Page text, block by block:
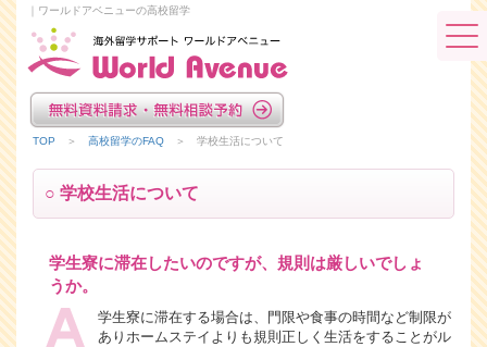
｜ワールドアベニューの高校留学
TOP ＞ 高校留学のFAQ ＞ 学校生活について
○ 学校生活について
学生寮に滞在したいのですが、規則は厳しいでしょ
うか。
学生寮に滞在する場合は、門限や食事の時間など制限が
ありホームステイよりも規則正しく生活をすることがル